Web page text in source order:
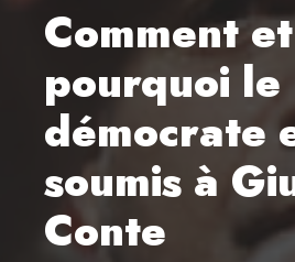
Comment et
pourquoi le
démocrate
soumis à
Conte